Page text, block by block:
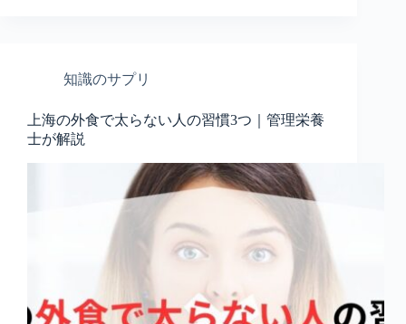
知識のサプリ
上海の外食で太らない人の習慣3つ｜管理栄養
士が解説